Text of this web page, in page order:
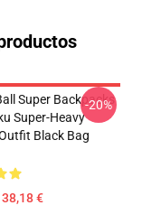
Super Backpacks
Super-Heavy
Black Bag
€
-20%